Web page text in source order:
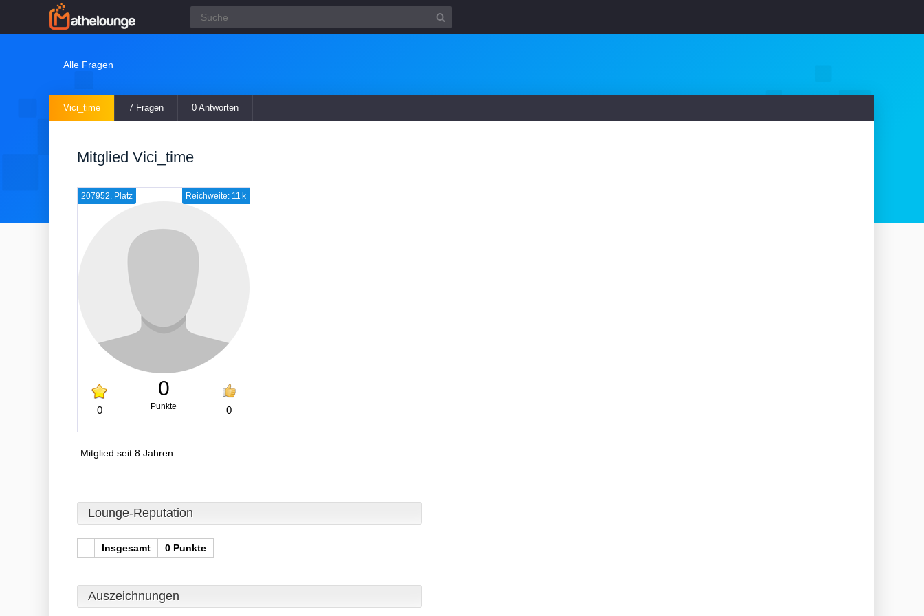
Alle Fragen
Vici_time 7 Fragen 0 Antworten
Mitglied Vici_time
Reichweite: 11 k
207952. Platz
0
0
Punkte 0
Mitglied seit 8 Jahren
Lounge-Reputation
Insgesamt 0 Punkte
Auszeichnungen